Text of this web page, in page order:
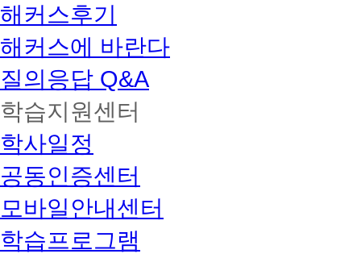
해커스후기
해커스에 바란다
질의응답 Q&A
학습지원센터
학사일정
공동인증센터
모바일안내센터
학습프로그램